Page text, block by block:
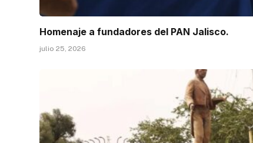
Homenaje a fundadores del PAN Jalisco.
julio 25, 2026